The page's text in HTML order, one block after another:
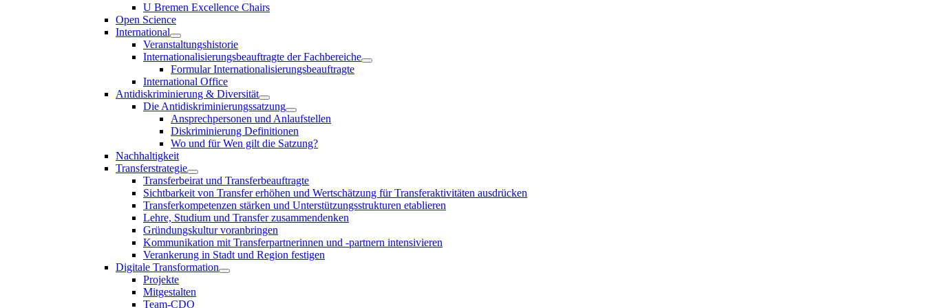
U Bremen Excellence Chairs
Open Science
International
Veranstaltungshistorie
Internationalisierungsbeauftragte der Fachbereiche
Formular Internationalisierungsbeauftragte
International Office
Antidiskriminierung & Diversität
Die Antidiskriminierungssatzung
Ansprechpersonen und Anlaufstellen
Diskriminierung Definitionen
Wo und für Wen gilt die Satzung?
Nachhaltigkeit
Transferstrategie
Transferbeirat und Transferbeauftragte
Sichtbarkeit von Transfer erhöhen und Wertschätzung für Transferaktivitäten ausdrücken
Transferkompetenzen stärken und Unterstützungsstrukturen etablieren
Lehre, Studium und Transfer zusammendenken
Gründungskultur voranbringen
Kommunikation mit Transferpartnerinnen und -partnern intensivieren
Verankerung in Stadt und Region festigen
Digitale Transformation
Projekte
Mitgestalten
Team-CDO